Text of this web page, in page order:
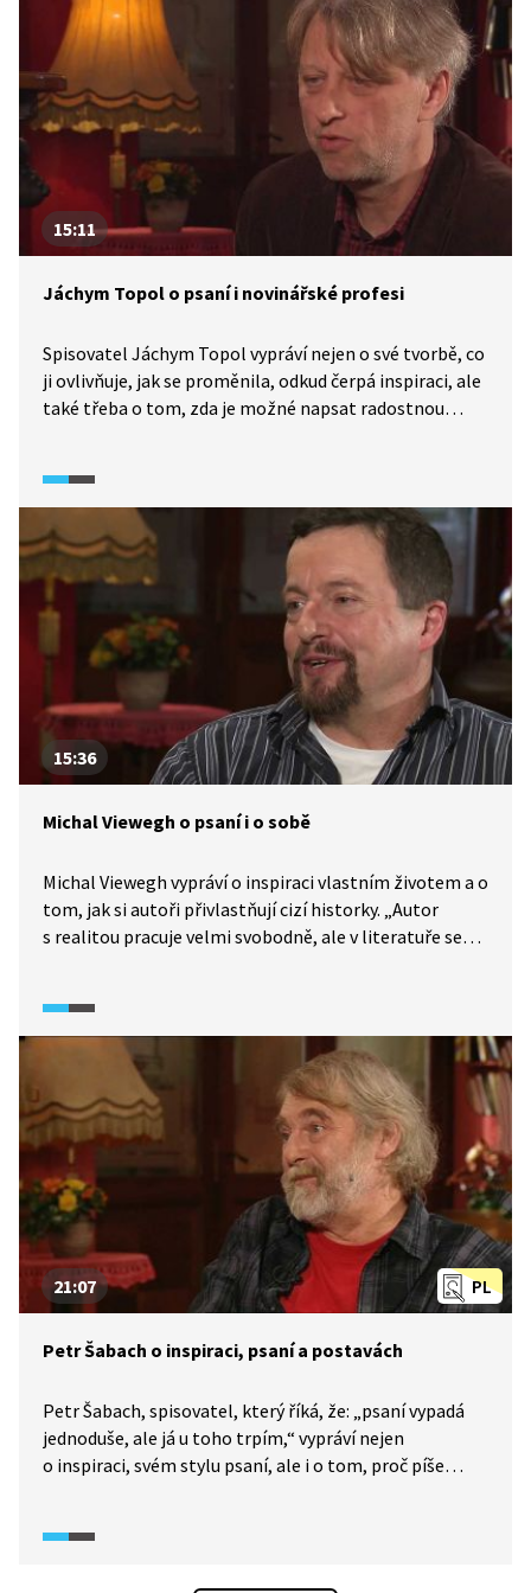
15:11
Jáchym Topol o psaní i novinářské profesi
Spisovatel Jáchym Topol vypráví nejen o své tvorbě, co
ji ovlivňuje, jak se proměnila, odkud čerpá inspiraci, ale
také třeba o tom, zda je možné napsat radostnou
vypořádal se vzpomínkami na minulý režim a disent.
„Já jsem člověk knihy,“ říká a dotýká se i problematiky
e-knih. Věnuje se také svým novinářským zkušenostem.
15:36
Michal Viewegh o psaní i o sobě
Michal Viewegh vypráví o inspiraci vlastním životem a o
tom, jak si autoři přivlastňují cizí historky. „Autor
s realitou pracuje velmi svobodně, ale v literatuře se
„testuje“ při autorských čteních a proč nevadí, že
odtajňuje příběhy ještě před jejich vydáním. Vypráví
nejen o svých předchozích zaměstnáních, ale také
o úskalích spisovatelské profese. Nakonec se věnuje
zfilmovaným titulům a tomu, jak se na některých
z nich podílel.
PL
21:07
Petr Šabach o inspiraci, psaní a postavách
Petr Šabach, spisovatel, který říká, že: „psaní vypadá
jednoduše, ale já u toho trpím,“ vypráví nejen
o inspiraci, svém stylu psaní, ale i o tom, proč píše
knihami. Při vzpomínání na tatínka, který byl